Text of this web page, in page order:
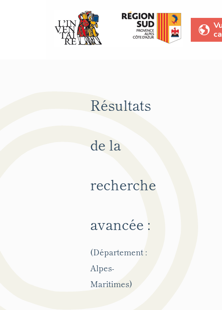
Résultats
de la
recherche
avancée :
(Département :
Alpes-
Maritimes)